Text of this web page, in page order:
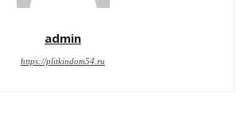
admin
https://plitkindom54.ru